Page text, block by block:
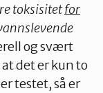
toksisitetfor
og svært
det er kun to
testet, så er